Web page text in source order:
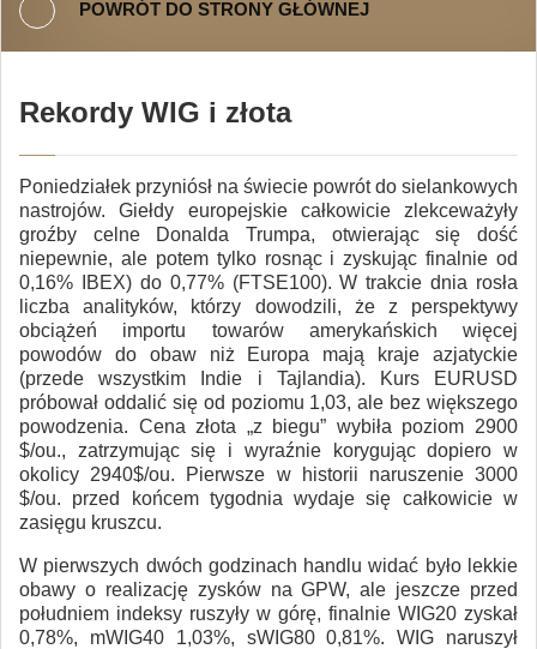
POWRÓT DO STRONY GŁÓWNEJ
Rekordy WIG i złota
Poniedziałek przyniósł na świecie powrót do sielankowych
nastrojów. Giełdy europejskie całkowicie zlekceważyły
groźby celne Donalda Trumpa, otwierając się dość
niepewnie, ale potem tylko rosnąc i zyskując finalnie od
0,16% IBEX) do 0,77% (FTSE100). W trakcie dnia rosła
liczba analityków, którzy dowodzili, że z perspektywy
obciążeń importu towarów amerykańskich więcej
powodów do obaw niż Europa mają kraje azjatyckie
(przede wszystkim Indie i Tajlandia). Kurs EURUSD
próbował oddalić się od poziomu 1,03, ale bez większego
powodzenia. Cena złota „z biegu” wybiła poziom 2900
$/ou., zatrzymując się i wyraźnie korygując dopiero w
okolicy 2940$/ou. Pierwsze w historii naruszenie 3000
$/ou. przed końcem tygodnia wydaje się całkowicie w
zasięgu kruszcu.
W pierwszych dwóch godzinach handlu widać było lekkie
obawy o realizację zysków na GPW, ale jeszcze przed
południem indeksy ruszyły w górę, finalnie WIG20 zyskał
0,78%, mWIG40 1,03%, sWIG80 0,81%. WIG naruszył